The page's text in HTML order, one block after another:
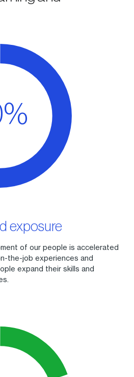
exposure
of our people is accelerated
the-job experiences and
expand their skills and